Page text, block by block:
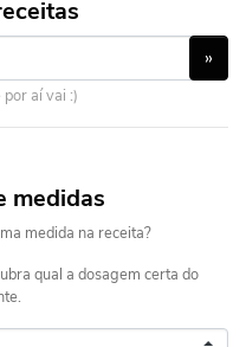
»
por aí vai :)
medidas
medida na receita?
qual a dosagem certa do